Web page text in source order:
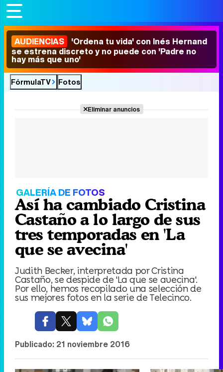
AUDIENCIAS 'Ordena tu vida' con Inés Hernand
se estrena discreto y no puede con 'Padre no
hay más que uno'
FórmulaTV Fotos
Eliminar anuncios
GALERÍA DE FOTOS
Así ha cambiado Cristina
Castaño a lo largo de sus
tres temporadas en 'La
que se avecina'
Judith Becker, interpretada por Cristina
Castaño, se despide de 'La que se avecina'.
Por ello, hemos recopilado una selección de
sus mejores fotos en la serie de Telecinco.
Publicado: 21 noviembre 2016